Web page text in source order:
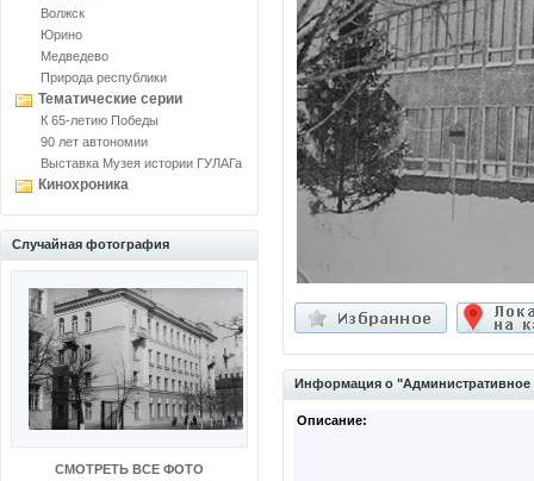
Волжск
Юрино
Медведево
Природа республики
Тематические серии
К 65-летию Победы
90 лет автономии
Выставка Музея истории ГУЛАГа
Кинохроника
Случайная фотография
СМОТРЕТЬ ВСЕ ФОТО
Информация о "Административное
Описание: